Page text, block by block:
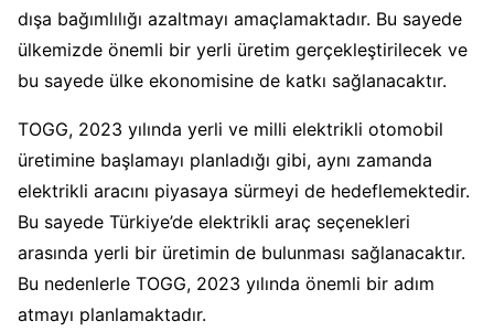
dışa bağımlılığı azaltmayı amaçlamaktadır. Bu sayede
ülkemizde önemli bir yerli üretim gerçekleştirilecek ve
bu sayede ülke ekonomisine de katkı sağlanacaktır.
TOGG, 2023 yılında yerli ve milli elektrikli otomobil
üretimine başlamayı planladığı gibi, aynı zamanda
elektrikli aracını piyasaya sürmeyi de hedeflemektedir.
Bu sayede Türkiye’de elektrikli araç seçenekleri
arasında yerli bir üretimin de bulunması sağlanacaktır.
Bu nedenlerle TOGG, 2023 yılında önemli bir adım
atmayı planlamaktadır.